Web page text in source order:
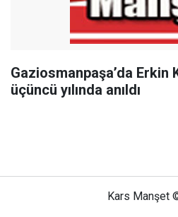
Gaziosmanpaşa’da Erkin
üçüncü yılında anıldı
Kars Manşet